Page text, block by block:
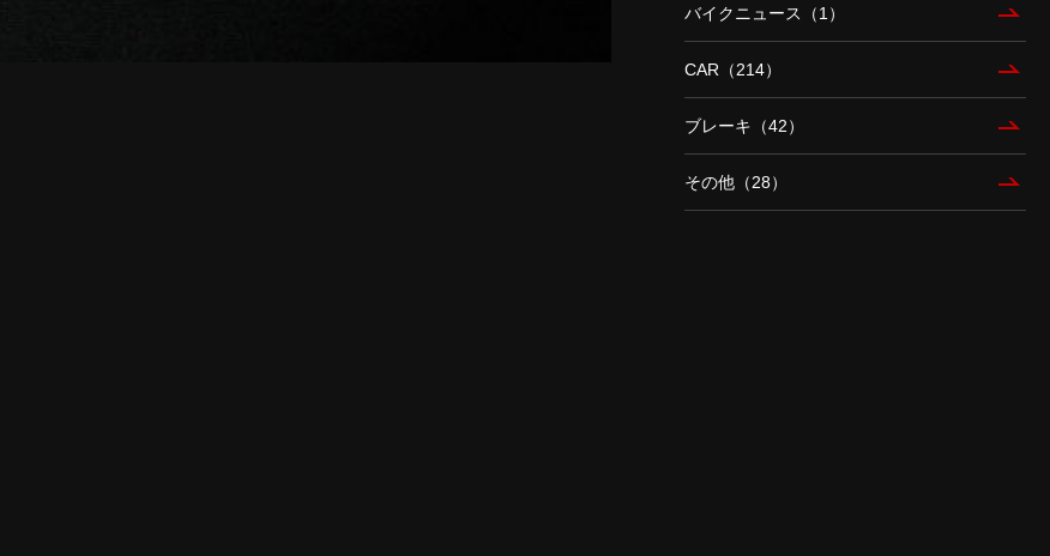
バイクニュース（1）
CAR（214）
ブレーキ（42）
その他（28）